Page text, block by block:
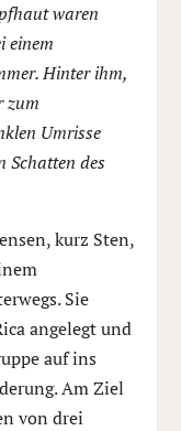
waren
einem
Hinter ihm,
zum
Umrisse
Schatten des
kurz Sten,
Sie
angelegt und
auf ins
Am Ziel
von drei